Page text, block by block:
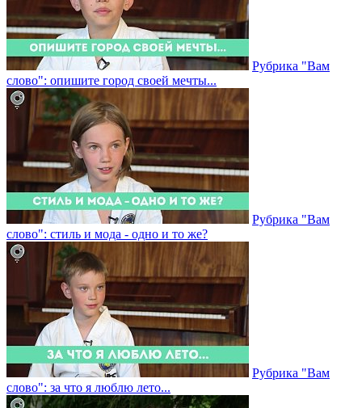
Рубрика "Вам
слово": опишите город своей мечты...
Рубрика "Вам
слово": стиль и мода - одно и то же?
Рубрика "Вам
слово": за что я люблю лето...